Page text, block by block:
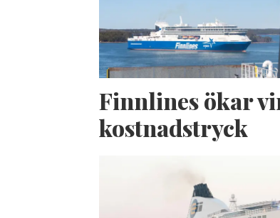
Finnlines ökar
kostnadstryck